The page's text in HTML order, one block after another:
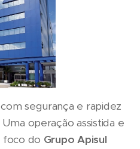
segurança e rapidez
operação assistida e
foco do Grupo Apisul